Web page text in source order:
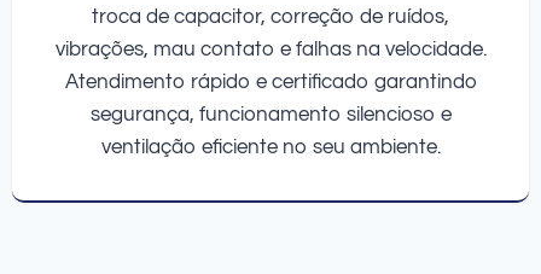
troca de capacitor, correção de ruídos,
vibrações, mau contato e falhas na velocidade.
Atendimento rápido e certificado garantindo
segurança, funcionamento silencioso e
ventilação eficiente no seu ambiente.